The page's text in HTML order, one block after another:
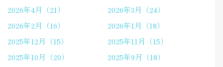
2026年4月（21）
2026年3月（24）
2026年2月（16）
2026年1月（18）
2025年12月（15）
2025年11月（15）
2025年10月（20）
2025年9月（18）